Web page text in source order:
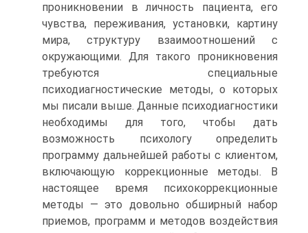
проникновении в личность пациента, его
чувства, переживания, установки, картину
мира, структуру взаимоотношений с
окружающими. Для такого проникновения
требуются специальные
психодиагностические методы, о которых
мы писали выше. Данные психодиагностики
необходимы для того, чтобы дать
возможность психологу определить
программу дальнейшей работы с клиентом,
включающую коррекционные методы. В
настоящее время психокоррекционные
методы — это довольно обширный набор
приемов, программ и методов воздействия